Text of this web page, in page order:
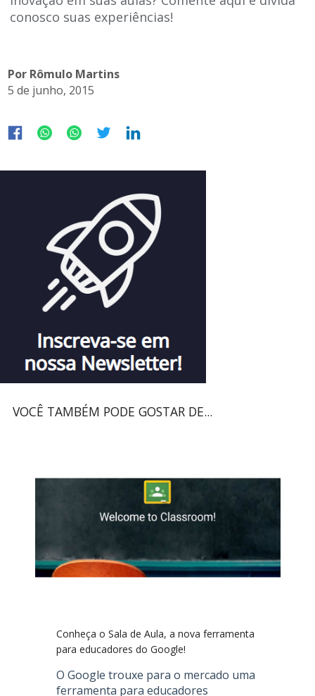
conosco suas experiências!
Por Rômulo Martins
5 de junho, 2015
VOCÊ TAMBÉM PODE GOSTAR DE...
Conheça o Sala de Aula, a nova ferramenta
para educadores do Google!
O Google trouxe para o mercado uma
ferramenta para educadores